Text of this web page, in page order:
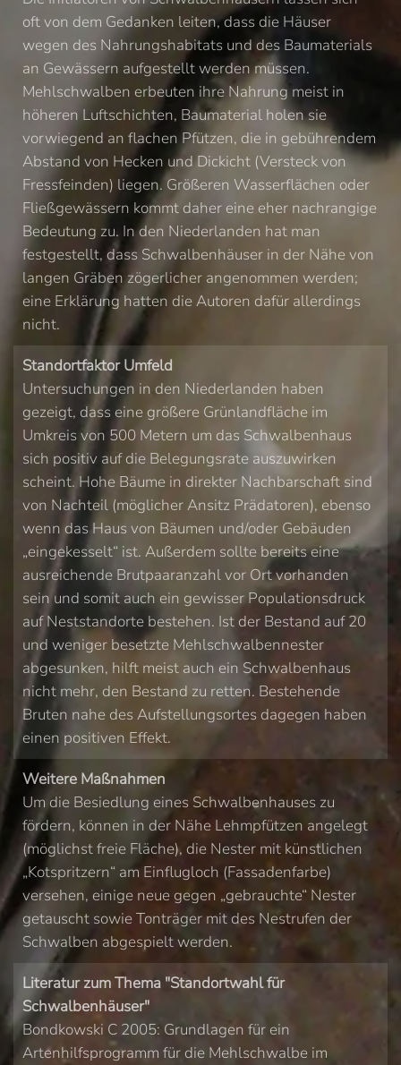
oft von dem Gedanken leiten, dass die Häuser
wegen des Nahrungshabitats und des Baumaterials
an Gewässern aufgestellt werden müssen.
Mehlschwalben erbeuten ihre Nahrung meist in
höheren Luftschichten, Baumaterial holen sie
vorwiegend an flachen Pfützen, die in gebührendem
Abstand von Hecken und Dickicht (Versteck von
Fressfeinden) liegen. Größeren Wasserflächen oder
Fließgewässern kommt daher eine eher nachrangige
Bedeutung zu. In den Niederlanden hat man
festgestellt, dass Schwalbenhäuser in der Nähe von
langen Gräben zögerlicher angenommen werden;
eine Erklärung hatten die Autoren dafür allerdings
nicht.
Standortfaktor Umfeld
Untersuchungen in den Niederlanden haben
gezeigt, dass eine größere Grünlandfläche im
Umkreis von 500 Metern um das Schwalbenhaus
sich positiv auf die Belegungsrate auszuwirken
scheint. Hohe Bäume in direkter Nachbarschaft sind
von Nachteil (möglicher Ansitz Prädatoren), ebenso
wenn das Haus von Bäumen und/oder Gebäuden
„eingekesselt“ ist. Außerdem sollte bereits eine
ausreichende Brutpaaranzahl vor Ort vorhanden
sein und somit auch ein gewisser Populationsdruck
auf Neststandorte bestehen. Ist der Bestand auf 20
und weniger besetzte Mehlschwalbennester
abgesunken, hilft meist auch ein Schwalbenhaus
nicht mehr, den Bestand zu retten. Bestehende
Bruten nahe des Aufstellungsortes dagegen haben
einen positiven Effekt.
Weitere Maßnahmen
Um die Besiedlung eines Schwalbenhauses zu
fördern, können in der Nähe Lehmpfützen angelegt
(möglichst freie Fläche), die Nester mit künstlichen
„Kotspritzern“ am Einflugloch (Fassadenfarbe)
versehen, einige neue gegen „gebrauchte“ Nester
getauscht sowie Tonträger mit des Nestrufen der
Schwalben abgespielt werden.
Literatur zum Thema "Standortwahl für
Schwalbenhäuser"
Bondkowski C 2005: Grundlagen für ein
Artenhilfsprogramm für die Mehlschwalbe im